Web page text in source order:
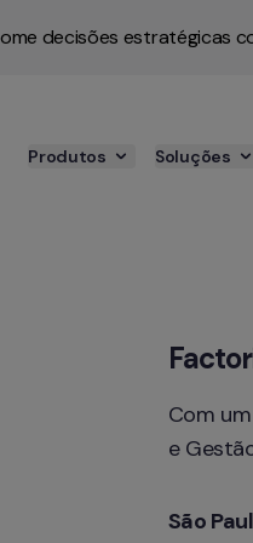
decisões estratégicas
Produtos Soluções
Com
e
São